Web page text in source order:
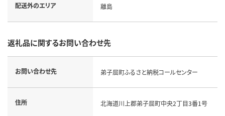
配送外のエリア 離島
返礼品に関するお問い合わせ先
お問い合わせ先 弟子屈町ふるさと納税コールセンター
住所 北海道川上郡弟子屈町中央2丁目3番1号